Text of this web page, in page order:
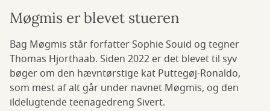
Møgmis er blevet stueren
Bag Møgmis står forfatter Sophie Souid og tegner
Thomas Hjorthaab. Siden 2022 er det blevet til syv
bøger om den hævntørstige kat Puttegøj-Ronaldo,
som mest af alt går under navnet Møgmis, og den
ildelugtende teenagedreng Sivert.